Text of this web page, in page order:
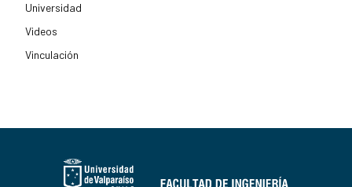
Universidad
Videos
Vinculación